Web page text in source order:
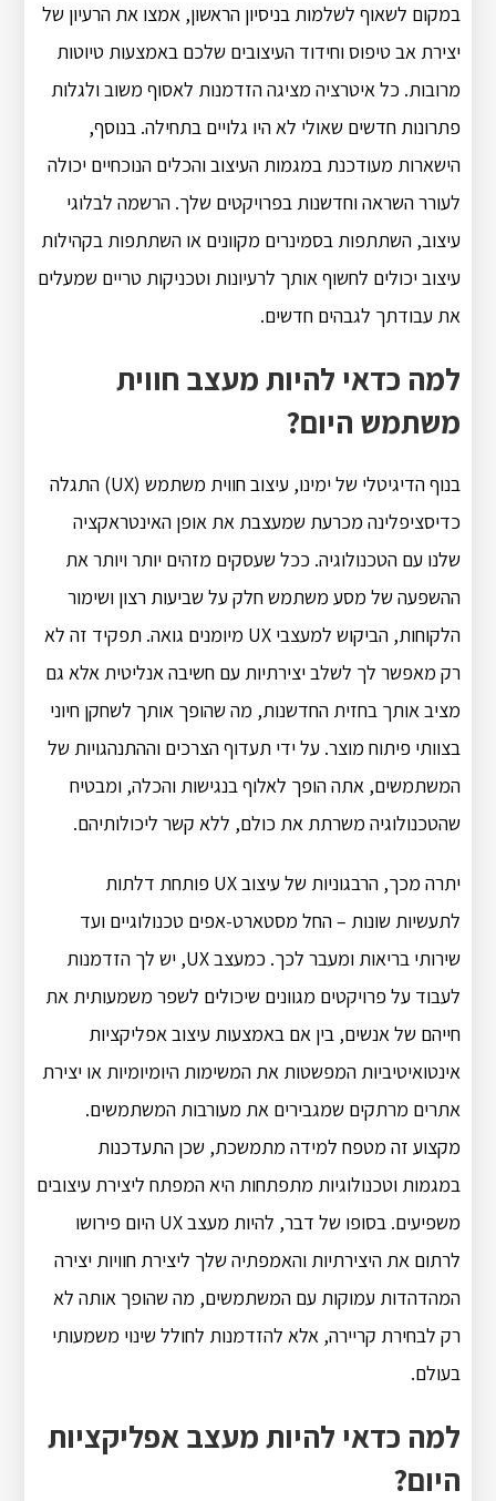
במקום לשאוף לשלמות בניסיון הראשון, אמצו את הרעיון של
יצירת אב טיפוס וחידוד העיצובים שלכם באמצעות טיוטות
מרובות. כל איטרציה מציגה הזדמנות לאסוף משוב ולגלות
פתרונות חדשים שאולי לא היו גלויים בתחילה. בנוסף,
הישארות מעודכנת במגמות העיצוב והכלים הנוכחיים יכולה
לעורר השראה וחדשנות בפרויקטים שלך. הרשמה לבלוגי
עיצוב, השתתפות בסמינרים מקוונים או השתתפות בקהילות
עיצוב יכולים לחשוף אותך לרעיונות וטכניקות טריים שמעלים
את עבודתך לגבהים חדשים.
למה כדאי להיות מעצב חווית
משתמש היום?
בנוף הדיגיטלי של ימינו, עיצוב חווית משתמש (UX) התגלה
כדיסציפלינה מכרעת שמעצבת את אופן האינטראקציה
שלנו עם הטכנולוגיה. ככל שעסקים מזהים יותר ויותר את
ההשפעה של מסע משתמש חלק על שביעות רצון ושימור
הלקוחות, הביקוש למעצבי UX מיומנים גואה. תפקיד זה לא
רק מאפשר לך לשלב יצירתיות עם חשיבה אנליטית אלא גם
מציב אותך בחזית החדשנות, מה שהופך אותך לשחקן חיוני
בצוותי פיתוח מוצר. על ידי תעדוף הצרכים וההתנהגויות של
המשתמשים, אתה הופך לאלוף בנגישות והכלה, ומבטיח
שהטכנולוגיה משרתת את כולם, ללא קשר ליכולותיהם.
יתרה מכך, הרבגוניות של עיצוב UX פותחת דלתות
לתעשיות שונות – החל מסטארט-אפים טכנולוגיים ועד
שירותי בריאות ומעבר לכך. כמעצב UX, יש לך הזדמנות
לעבוד על פרויקטים מגוונים שיכולים לשפר משמעותית את
חייהם של אנשים, בין אם באמצעות עיצוב אפליקציות
אינטואיטיביות המפשטות את המשימות היומיומיות או יצירת
אתרים מרתקים שמגבירים את מעורבות המשתמשים.
מקצוע זה מטפח למידה מתמשכת, שכן התעדכנות
במגמות וטכנולוגיות מתפתחות היא המפתח ליצירת עיצובים
משפיעים. בסופו של דבר, להיות מעצב UX היום פירושו
לרתום את היצירתיות והאמפתיה שלך ליצירת חוויות יצירה
המהדהדות עמוקות עם המשתמשים, מה שהופך אותה לא
רק לבחירת קריירה, אלא להזדמנות לחולל שינוי משמעותי
בעולם.
למה כדאי להיות מעצב אפליקציות
היום?